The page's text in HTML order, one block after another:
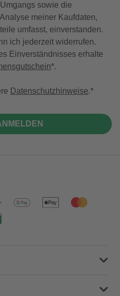
sowie die
meiner Kaufdaten,
umfasst, einverstanden.
ich jederzeit widerrufen.
Einverständnisses erhalte
*.
Datenschutzhinweise.